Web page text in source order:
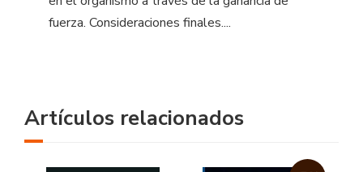
fuerza. Consideraciones finales....
Artículos relacionados